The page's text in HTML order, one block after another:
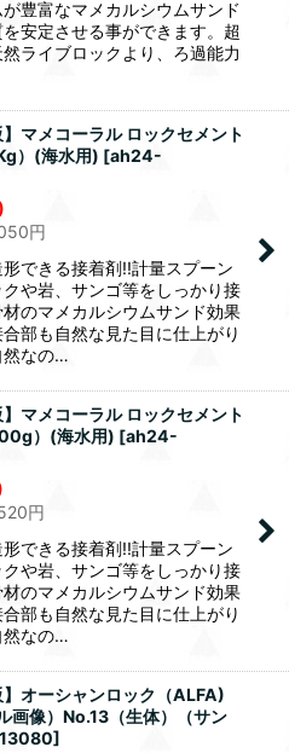
豊富なマメカルシウムサンド
安定させる事ができます。超
ライブロックより、ろ過能力
】マメコーラル ロックセメント
）(海水用) [ah24-
円
できる接着剤!!計量スプーン
や岩、サンゴ等をしっかり接
のマメカルシウムサンド効果
部も自然な見た目に仕上がり
然なの…
】マメコーラル ロックセメント
）(海水用) [ah24-
円
できる接着剤!!計量スプーン
や岩、サンゴ等をしっかり接
のマメカルシウムサンド効果
部も自然な見た目に仕上がり
然なの…
】オーシャンロック（ALFA)
画像）No.13（生体）（サン
]